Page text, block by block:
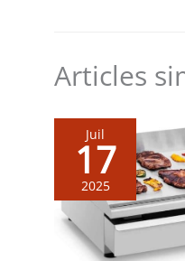
Articles
Juil
17
2025